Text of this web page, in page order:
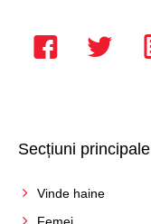
Violet
Secțiuni principale
Vinde haine